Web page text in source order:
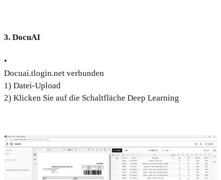
3. DocuAI
•
Docuai.tlogin.net verbunden
1) Datei-Upload
2) Klicken Sie auf die Schaltfläche Deep Learning